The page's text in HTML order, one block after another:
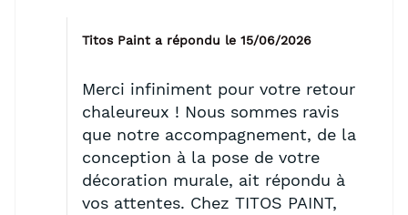
Titos Paint a répondu le 15/06/2026
Merci infiniment pour votre retour
chaleureux ! Nous sommes ravis
que notre accompagnement, de la
conception à la pose de votre
décoration murale, ait répondu à
vos attentes. Chez TITOS PAINT,